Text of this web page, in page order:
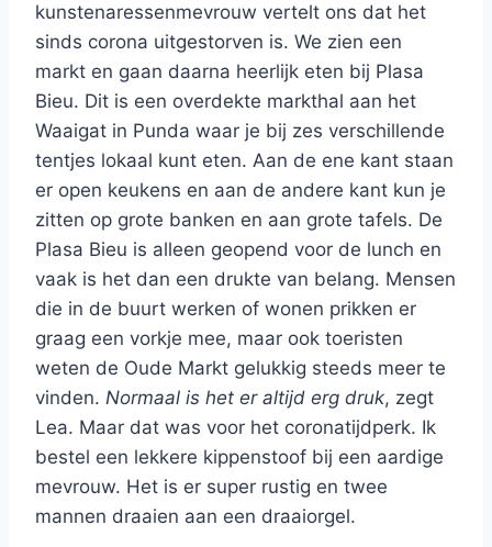
kunstenaressenmevrouw vertelt ons dat het
sinds corona uitgestorven is. We zien een
markt en gaan daarna heerlijk eten bij Plasa
Bieu. Dit is een overdekte markthal aan het
Waaigat in Punda waar je bij zes verschillende
tentjes lokaal kunt eten. Aan de ene kant staan
er open keukens en aan de andere kant kun je
zitten op grote banken en aan grote tafels. De
Plasa Bieu is alleen geopend voor de lunch en
vaak is het dan een drukte van belang. Mensen
die in de buurt werken of wonen prikken er
graag een vorkje mee, maar ook toeristen
weten de Oude Markt gelukkig steeds meer te
vinden. Normaal is het er altijd erg druk, zegt
Lea. Maar dat was voor het coronatijdperk. Ik
bestel een lekkere kippenstoof bij een aardige
mevrouw. Het is er super rustig en twee
mannen draaien aan een draaiorgel.